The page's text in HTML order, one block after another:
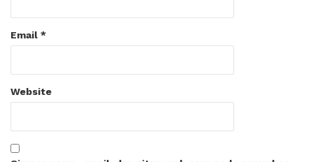
Email *
Website